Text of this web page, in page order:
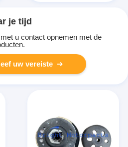
je tijd
u contact opnemen met de
uw vereiste